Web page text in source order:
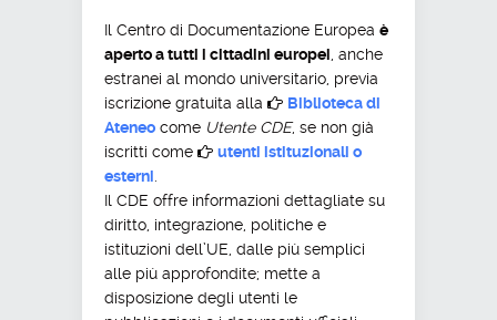
Il Centro di Documentazione Europea è
aperto a tutti i cittadini europei , anche
estranei al mondo universitario, previa
iscrizione gratuita alla
Biblioteca di
Ateneo come Utente CDE, se non già
iscritti come
utenti istituzionali o
esterni
Il CDE offre informazioni dettagliate su
diritto, integrazione, politiche e
istituzioni dell’UE, dalle più semplici
alle più approfondite; mette a
disposizione degli utenti le